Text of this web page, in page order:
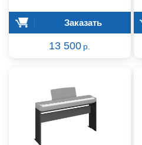
Заказать
13 500 р.